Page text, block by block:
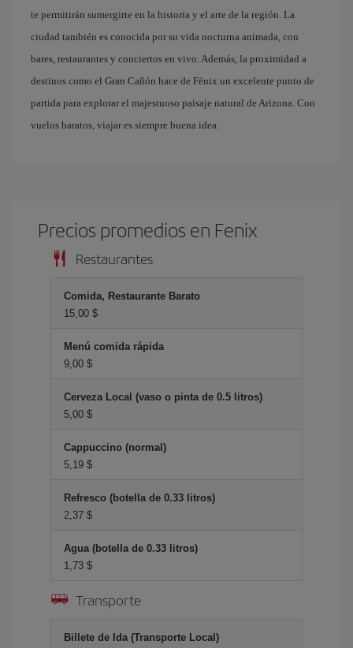
te permitirán sumergirte en la historia y el arte de la región. La
ciudad también es conocida por su vida nocturna animada, con
bares, restaurantes y conciertos en vivo. Además, la proximidad a
destinos como el Gran Cañón hace de Fénix un excelente punto de
partida para explorar el majestuoso paisaje natural de Arizona. Con
vuelos baratos, viajar es siempre buena idea.
Precios promedios en Fenix
Restaurantes
Comida, Restaurante Barato
15,00 $
Menú comida rápida
9,00 $
Cerveza Local (vaso o pinta de 0.5 litros)
5,00 $
Cappuccino (normal)
5,19 $
Refresco (botella de 0.33 litros)
2,37 $
Agua (botella de 0.33 litros)
1,73 $
Transporte
Billete de Ida (Transporte Local)